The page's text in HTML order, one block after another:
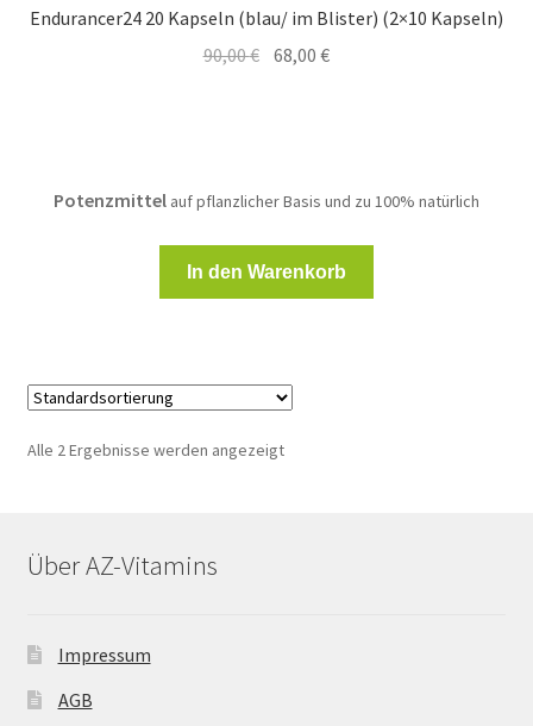
Endurancer24 20 Kapseln (blau/ im Blister) (2×10 Kapseln)
90,00€ Ursprünglicher
68,00€Aktueller
Potenzmittel auf pflanzlicher Basis und zu 100% natürlich
In den Warenkorb
Alle 2 Ergebnisse werden angezeigt
Über AZ-Vitamins
Impressum
AGB